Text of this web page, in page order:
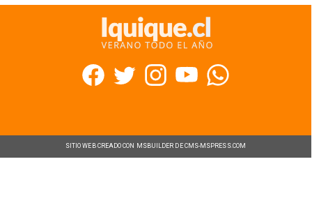
SITIO WEB CREADO CON MSBUILDER DE CMS-MSPRESS.COM